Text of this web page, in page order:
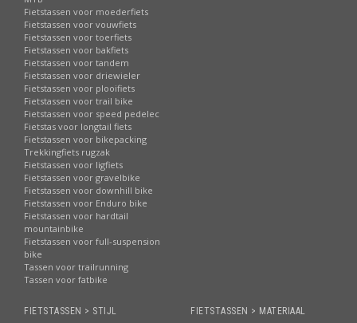
Fietstassen voor moederfiets
Fietstassen voor vouwfiets
Fietstassen voor toerfiets
Fietstassen voor bakfiets
Fietstassen voor tandem
Fietstassen voor driewieler
Fietstassen voor plooifiets
Fietstassen voor trail bike
Fietstassen voor speed pedelec
Fietstas voor longtail fiets
Fietstassen voor bikepacking
Trekkingfiets rugzak
Fietstassen voor ligfiets
Fietstassen voor gravelbike
Fietstassen voor downhill bike
Fietstassen voor Enduro bike
Fietstassen voor hardtail
mountainbike
Fietstassen voor full-suspension
bike
Tassen voor trailrunning
Tassen voor fatbike
FIETSTASSEN > STIJL FIETSTASSEN > MATERIAAL